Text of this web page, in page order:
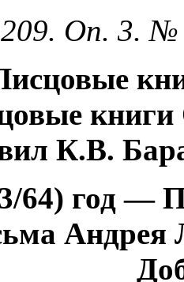
Оп. 3. №
К.В.
64) год —
Андрея